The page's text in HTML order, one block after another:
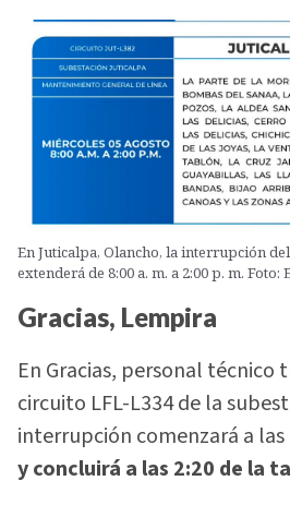
En Juticalpa, Olancho, la interrupción
extenderá de 8:00 a. m. a 2:00 p. m. Foto:
Gracias, Lempira
En Gracias, personal técnico
circuito LFL-L334 de la
interrupción comenzará a las
y concluirá a las 2:20 de la